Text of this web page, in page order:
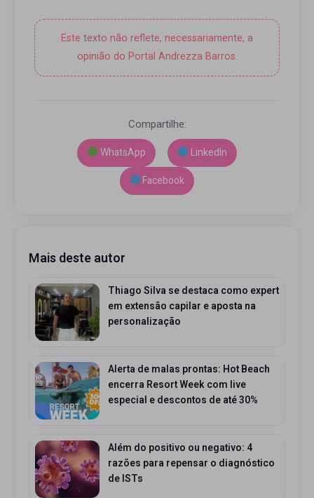
Este texto não reflete, necessariamente, a
opinião do Portal Andrezza Barros.
Compartilhe:
WhatsApp
LinkedIn
Facebook
Mais deste autor
Thiago Silva se destaca como expert
em extensão capilar e aposta na
personalização
Alerta de malas prontas: Hot Beach
encerra Resort Week com live
especial e descontos de até 30%
Além do positivo ou negativo: 4
razões para repensar o diagnóstico
de ISTs